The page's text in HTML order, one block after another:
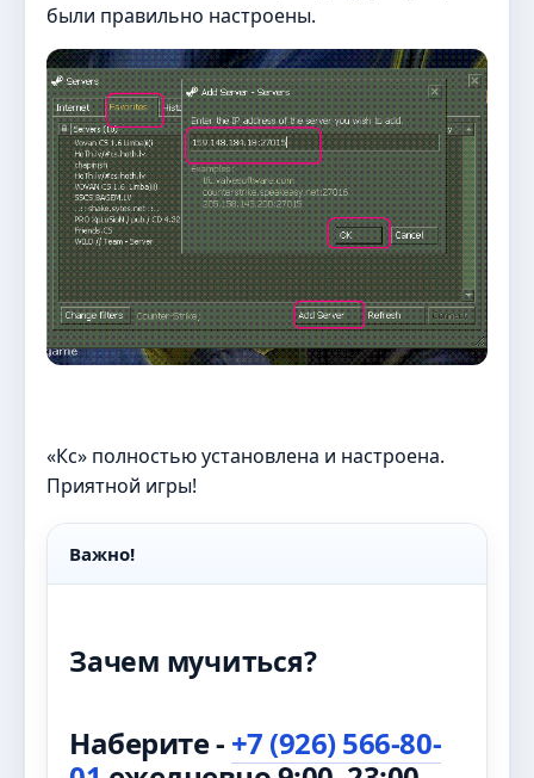
были правильно настроены.
«Кс» полностью установлена и настроена.
Приятной игры!
Важно!
Зачем мучиться?
Наберите - +7 (926) 566-80-